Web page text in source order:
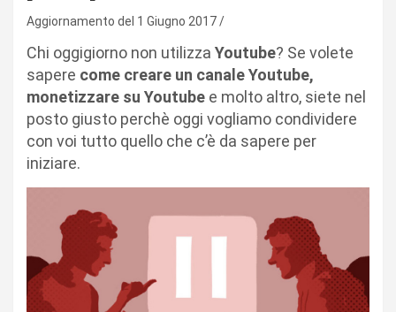
Aggiornamento del 1 Giugno 2017
Chi oggigiorno non utilizza Youtube? Se volete
sapere come creare un canale Youtube,
monetizzare su Youtube e molto altro, siete nel
posto giusto perchè oggi vogliamo condividere
con voi tutto quello che c’è da sapere per
iniziare.